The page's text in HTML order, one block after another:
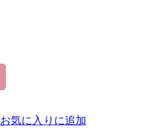
お気に入りに追加